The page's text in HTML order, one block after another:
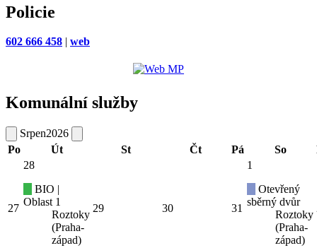
Policie
602 666 458 | web
Komunální služby
Srpen2026
Po
Út St Čt Pá So
27
28
BIO |
Oblast 1
Roztoky
(Praha-
západ)
29 30 31
1
Otevřený
sběrný dvůr
Roztoky
(Praha-
západ)